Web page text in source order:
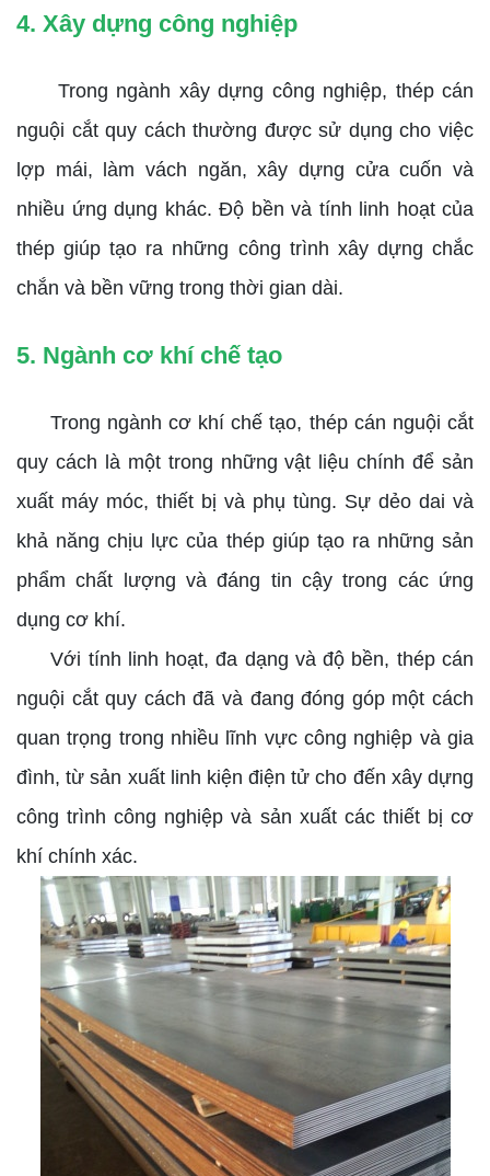
4. Xây dựng công nghiệp
Trong ngành xây dựng công nghiệp, thép cán
nguội cắt quy cách thường được sử dụng cho việc
lợp mái, làm vách ngăn, xây dựng cửa cuốn và
nhiều ứng dụng khác. Độ bền và tính linh hoạt của
thép giúp tạo ra những công trình xây dựng chắc
chắn và bền vững trong thời gian dài.
5. Ngành cơ khí chế tạo
Trong ngành cơ khí chế tạo, thép cán nguội cắt
quy cách là một trong những vật liệu chính để sản
xuất máy móc, thiết bị và phụ tùng. Sự dẻo dai và
khả năng chịu lực của thép giúp tạo ra những sản
phẩm chất lượng và đáng tin cậy trong các ứng
dụng cơ khí.
Với tính linh hoạt, đa dạng và độ bền, thép cán
nguội cắt quy cách đã và đang đóng góp một cách
quan trọng trong nhiều lĩnh vực công nghiệp và gia
đình, từ sản xuất linh kiện điện tử cho đến xây dựng
công trình công nghiệp và sản xuất các thiết bị cơ
khí chính xác.